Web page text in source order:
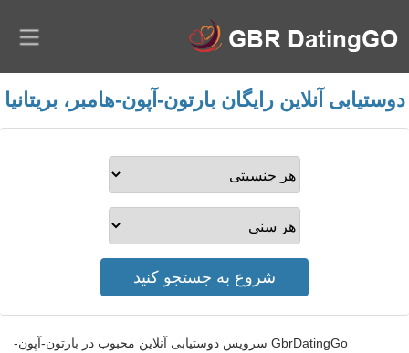
دوستیابی آنلاین رایگان بارتون-آپون-هامبر، بریتانیا
GbrDatingGo سرویس دوستیابی آنلاین محبوب در بارتون-آپون-